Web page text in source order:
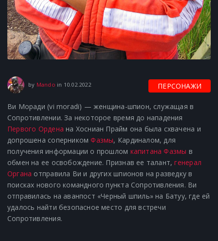
by Mando in 10.02.2022 ПЕРСОНАЖИ
Ви Моради (vi moradi) — женщина-шпион, служащая в
Сопротивлении.За некоторое время до нападения
Первого Ордена на Хосниан Прайм она была схвачена и
допрошена соперникомФазмы, Кардиналом, для
получения информации о прошлом капитана Фазмы в
обмен на ее освобождение. Признав ее талант,генерал
Органа отправила Ви и других шпионов на разведку в
поисках нового командного пункта Сопротивления. Ви
отправилась на аванпост «Черный шпиль» на Батуу, где ей
удалось найти безопасное место для встречи
Сопротивления.